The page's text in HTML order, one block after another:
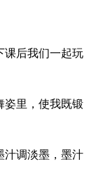
课后我们一起玩
姿里，使我既锻
汁调淡墨，墨汁